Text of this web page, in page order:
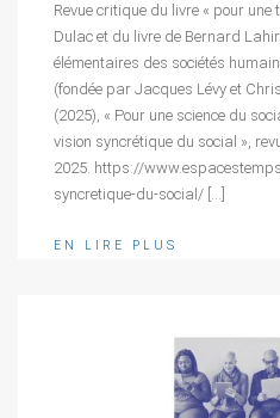
Revue critique du livre « pour
Dulac et du livre de Bernard
élémentaires des sociétés
(fondée par Jacques Lévy et
(2025), « Pour une science du
vision syncrétique du social »,
2025. https://
syncretique-du-social/ […]
EN LIRE PLUS